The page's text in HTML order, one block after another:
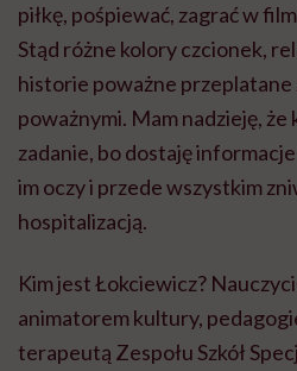
piłkę, pośpiewać, zagrać w
Stąd różne kolory czcionek,
historie poważne przeplatane
poważnymi. Mam nadzieję, że
zadanie, bo dostaję
im oczy i przede wszystkim
hospitalizacją.
Kim jestŁokciewicz?
animatorem kultury,
terapeutą Zespołu Szkół